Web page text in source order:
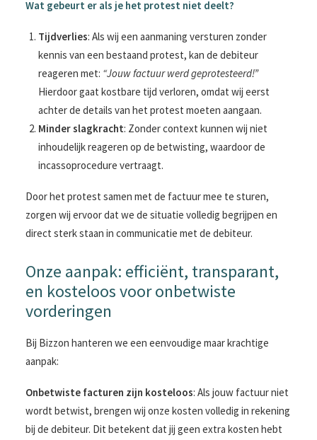
Wat gebeurt er als je het protest niet deelt?
Tijdverlies: Als wij een aanmaning versturen zonder
kennis van een bestaand protest, kan de debiteur
reageren met: “Jouw factuur werd geprotesteerd!”
Hierdoor gaat kostbare tijd verloren, omdat wij eerst
achter de details van het protest moeten aangaan.
Minder slagkracht: Zonder context kunnen wij niet
inhoudelijk reageren op de betwisting, waardoor de
incassoprocedure vertraagt.
Door het protest samen met de factuur mee te sturen,
zorgen wij ervoor dat we de situatie volledig begrijpen en
direct sterk staan in communicatie met de debiteur.
Onze aanpak: efficiënt, transparant,
en kosteloos voor onbetwiste
vorderingen
Bij Bizzon hanteren we een eenvoudige maar krachtige
aanpak:
Onbetwiste facturen zijn kosteloos: Als jouw factuur niet
wordt betwist, brengen wij onze kosten volledig in rekening
bij de debiteur. Dit betekent dat jij geen extra kosten hebt